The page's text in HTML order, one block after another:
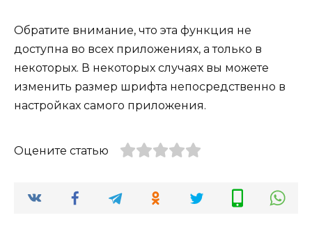
Обратите внимание, что эта функция не
доступна во всех приложениях, а только в
некоторых. В некоторых случаях вы можете
изменить размер шрифта непосредственно в
настройках самого приложения.
Оцените статью